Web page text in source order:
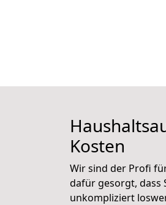
Kosten
Wir sind der Profi
dafür gesorgt, dass
unkompliziert